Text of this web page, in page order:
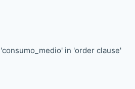
in 'order clause'